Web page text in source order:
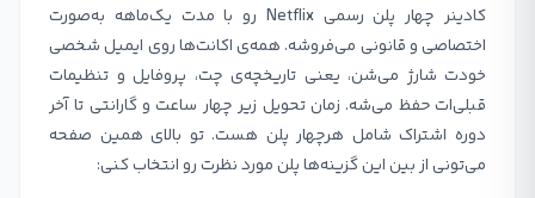
کادینر چهار پلن رسمی Netflix رو با مدت یک‌ماهه به‌صورت
اختصاصی و قانونی می‌فروشه. همه‌ی اکانت‌ها روی ایمیل شخصی
خودت شارژ می‌شن، یعنی تاریخچه‌ی چت، پروفایل و تنظیمات
قبلی‌ات حفظ می‌شه. زمان تحویل زیر چهار ساعت و گارانتی تا آخر
دوره اشتراک شامل هرچهار پلن هست. تو بالای همین صفحه
می‌تونی از بین این گزینه‌ها پلن مورد نظرت رو انتخاب کنی: